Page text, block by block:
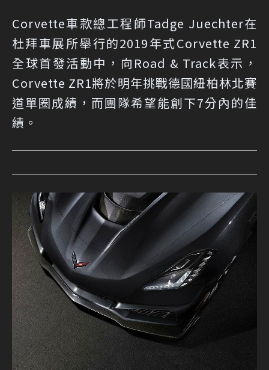
Corvette車款總工程師Tadge Juechter在
杜拜車展所舉行的2019年式Corvette ZR1
全球首發活動中，向Road & Track表示，
Corvette ZR1將於明年挑戰德國紐柏林北賽
道單圈成績，而團隊希望能創下7分內的佳
績。